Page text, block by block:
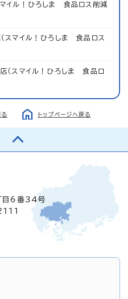
イル！ひろしま 食品ロス削減
スマイル！ひろしま 食品ロス
（スマイル！ひろしま 食品ロ
トップページへ戻る
目6番34号